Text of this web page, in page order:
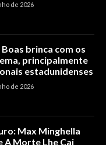
de 2026
brinca com os
principalmente
estadunidenses
de 2026
Max Minghella
A Morte Lhe Cai